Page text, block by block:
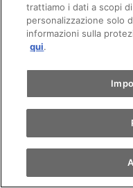
Tutti i
trattiamo i dati a scopi
personalizzazione solo
informazioni sulla
qui.